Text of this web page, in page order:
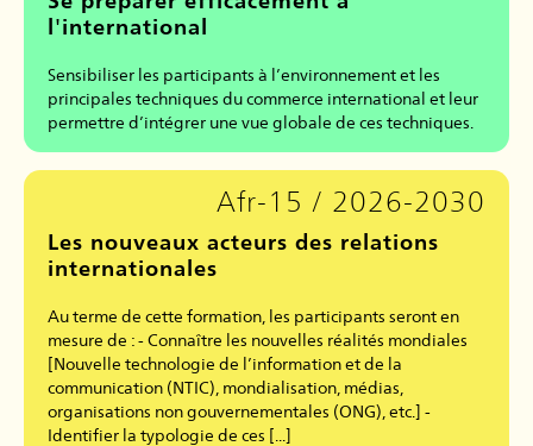
l'international
Sensibiliser les participants à l’environnement et les
principales techniques du commerce international et leur
permettre d’intégrer une vue globale de ces techniques.
Afr-15 / 2026-2030
Les nouveaux acteurs des relations
internationales
Au terme de cette formation, les participants seront en
mesure de : - Connaître les nouvelles réalités mondiales
[Nouvelle technologie de l’information et de la
communication (NTIC), mondialisation, médias,
organisations non gouvernementales (ONG), etc.] -
Identifier la typologie de ces [...]